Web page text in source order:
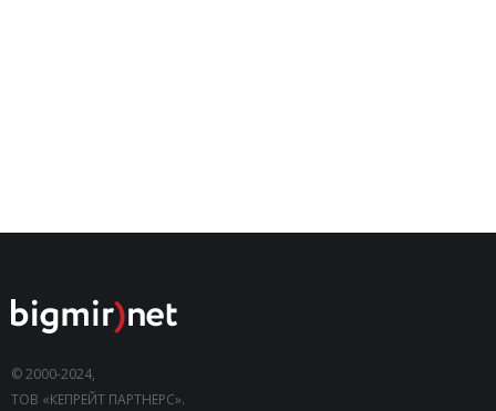
© 2000-2024,
ТОВ «КЕПРЕЙТ ПАРТНЕРС».